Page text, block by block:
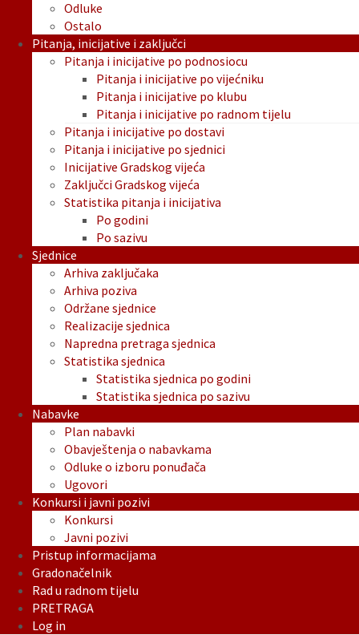
Odluke
Ostalo
Pitanja, inicijative i zaključci
Pitanja i inicijative po podnosiocu
Pitanja i inicijative po vijećniku
Pitanja i inicijative po klubu
Pitanja i inicijative po radnom tijelu
Pitanja i inicijative po dostavi
Pitanja i inicijative po sjednici
Inicijative Gradskog vijeća
Zaključci Gradskog vijeća
Statistika pitanja i inicijativa
Po godini
Po sazivu
Sjednice
Arhiva zaključaka
Arhiva poziva
Održane sjednice
Realizacije sjednica
Napredna pretraga sjednica
Statistika sjednica
Statistika sjednica po godini
Statistika sjednica po sazivu
Nabavke
Plan nabavki
Obavještenja o nabavkama
Odluke o izboru ponuđača
Ugovori
Konkursi i javni pozivi
Konkursi
Javni pozivi
Pristup informacijama
Gradonačelnik
Rad u radnom tijelu
PRETRAGA
Log in